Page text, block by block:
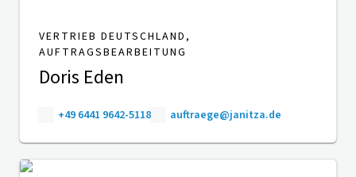
VERTRIEB DEUTSCHLAND,
AUFTRAGSBEARBEITUNG
Doris Eden
+49 6441 9642-5118 auftraege@janitza.de